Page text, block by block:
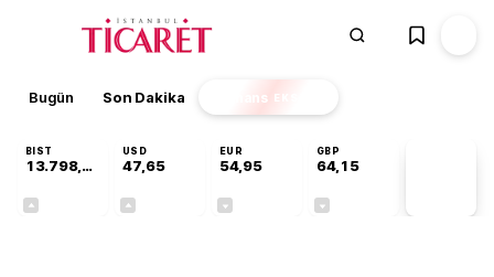
Bugün Son Dakika Finans EKSTRA
BIST
13.798,82
USD
47,65
EUR
54,95
GBP
64,15